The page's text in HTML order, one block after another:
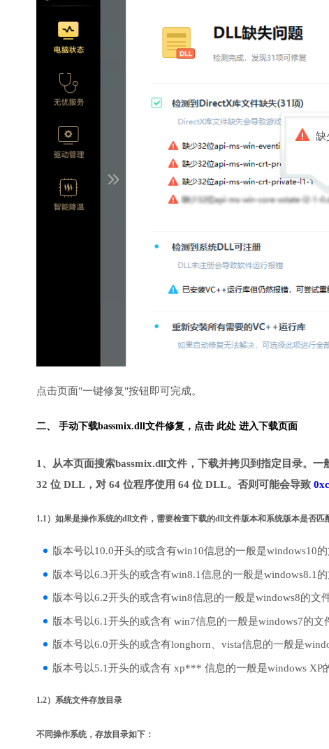
缺
点击页面"一键修复"按钮即可完成。
二、 手动下载bassmix.dll文件修复， 点击 此处 进入下载页面
1、从本页面搜索bassmix.dll文件，下载并拷贝到指定目录。
32 位 DLL，对 64 位程序使用 64 位 DLL。否则可能会导致
1.1）如果是操作系统的dll文件，需要检查下载的dll文件版本和系统版本是否匹
版本号以10.0开头的或含有win10信息的一般是windows10
版本号以6.3开头的或含有win8.1信息的一般是windows8.1
版本号以6.2开头的或含有win8信息的一般是windows8的文
版本号以6.1开头的或含有 win7信息的一般是windows7的文
版本号以6.0开头的或含有longhorn、vista信息的一般是
版本号以5.1开头的或含有 xp*** 信息的一般是windows XP
1.2）系统文件存放目录
不同操作系统，存放目录如下：